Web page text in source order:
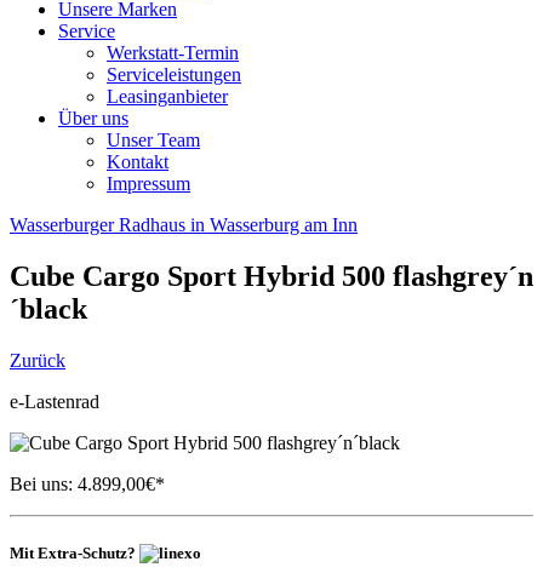
Unsere Marken
Service
Werkstatt-Termin
Serviceleistungen
Leasinganbieter
Über uns
Unser Team
Kontakt
Impressum
Wasserburger Radhaus in Wasserburg am Inn
Cube Cargo Sport Hybrid 500 flashgrey´n
´black
Zurück
e-Lastenrad
Bei uns: 4.899,00€*
Mit Extra-Schutz?